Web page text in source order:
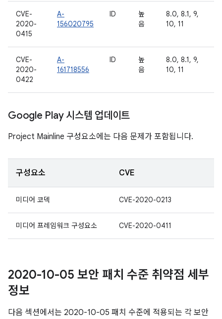
CVE-
2020-
0415
A-
156020795
ID
높
음
8.0, 8.1, 9,
10, 11
CVE-
2020-
0422
A-
161718556
ID
높
음
8.0, 8.1, 9,
10, 11
Google Play 시스템 업데이트
Project Mainline 구성요소에는 다음 문제가 포함됩니다.
구성요소 CVE
미디어 코덱 CVE-2020-0213
미디어 프레임워크 구성요소 CVE-2020-0411
2020-10-05 보안 패치 수준 취약점 세부
정보
다음 섹션에서는 2020-10-05 패치 수준에 적용되는 각 보안